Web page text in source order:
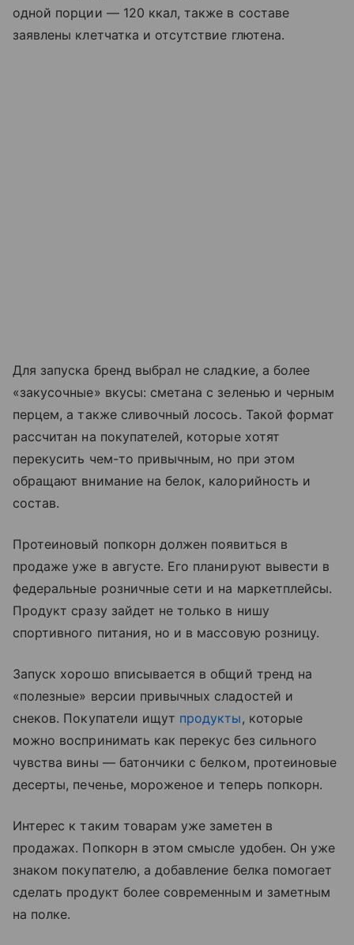
одной порции — 120 ккал, также в составе
заявлены клетчатка и отсутствие глютена.
Для запуска бренд выбрал не сладкие, а более
«закусочные» вкусы: сметана с зеленью и черным
перцем, а также сливочный лосось. Такой формат
рассчитан на покупателей, которые хотят
перекусить чем-то привычным, но при этом
обращают внимание на белок, калорийность и
состав.
Протеиновый попкорн должен появиться в
продаже уже в августе. Его планируют вывести в
федеральные розничные сети и на маркетплейсы.
Продукт сразу зайдет не только в нишу
спортивного питания, но и в массовую розницу.
Запуск хорошо вписывается в общий тренд на
«полезные» версии привычных сладостей и
снеков. Покупатели ищут продукты, которые
можно воспринимать как перекус без сильного
чувства вины — батончики с белком, протеиновые
десерты, печенье, мороженое и теперь попкорн.
Интерес к таким товарам уже заметен в
продажах. Попкорн в этом смысле удобен. Он уже
знаком покупателю, а добавление белка помогает
сделать продукт более современным и заметным
на полке.